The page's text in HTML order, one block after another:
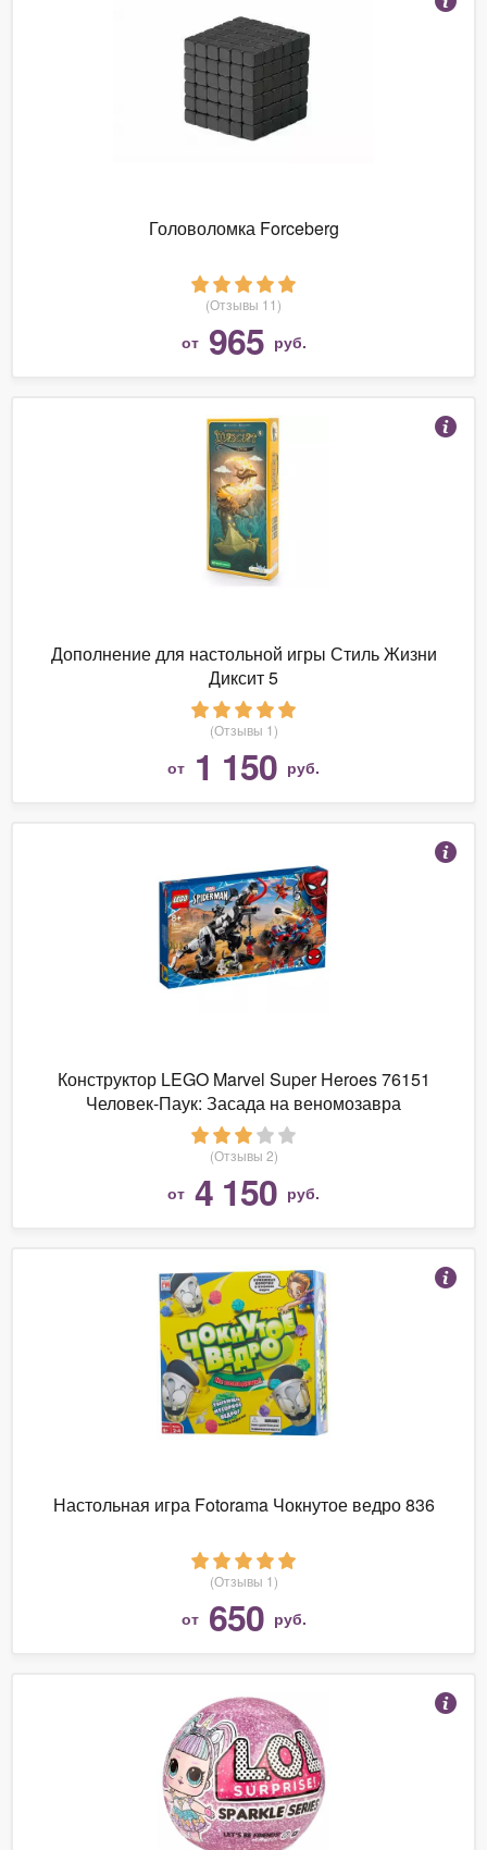
Головоломка Forceberg
(Отзывы 11)
от 965 руб.
Дополнение для настольной игры Стиль Жизни
Диксит 5
(Отзывы 1)
от 1 150 руб.
Конструктор LEGO Marvel Super Heroes 76151
Человек-Паук: Засада на веномозавра
(Отзывы 2)
от 4 150 руб.
Настольная игра Fotorama Чокнутое ведро 836
(Отзывы 1)
от 650 руб.